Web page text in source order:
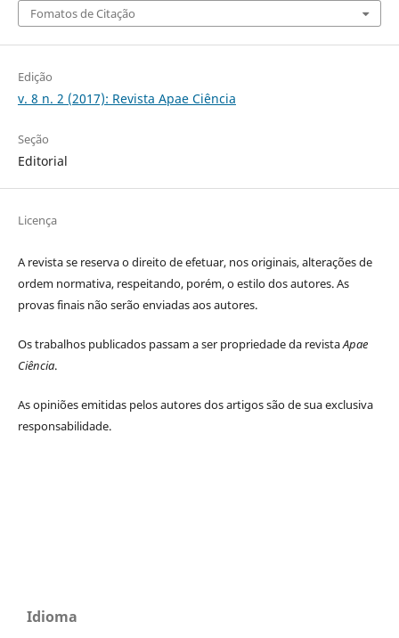
Fomatos de Citação
Edição
v. 8 n. 2 (2017): Revista Apae Ciência
Seção
Editorial
Licença
A revista se reserva o direito de efetuar, nos originais, alterações de
ordem normativa, respeitando, porém, o estilo dos autores. As
provas finais não serão enviadas aos autores.
Os trabalhos publicados passam a ser propriedade da revistaApae
Ciência.
As opiniões emitidas pelos autores dos artigos são de sua exclusiva
responsabilidade.
Idioma